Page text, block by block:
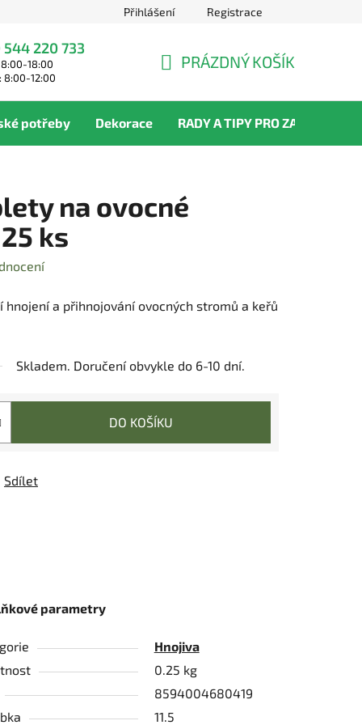
Přihlášení Registrace
220 733
18:00
8:00-12:00
KOŠÍK
PRÁZDNÝ KOŠÍK
potřeby Dekorace RADY A TIPY PRO ZAHRADNÍKY
na ovocné
ks
a přihnojování ovocných stromů a keřů
Skladem. Doručení obvykle do 6-10 dní.
DO KOŠÍKU
Sdílet
parametry
Hnojiva
0.25 kg
8594004680419
11.5